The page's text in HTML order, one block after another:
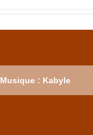
Musique : Kabyle